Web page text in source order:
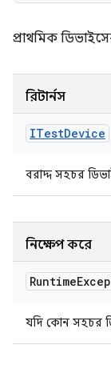
প্রাথমিক
রিটার্নস
ITestDevice
বরাদ্দ সহচর
নিক্ষেপ করে
Runtime
যদি কোন সহচর